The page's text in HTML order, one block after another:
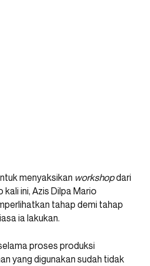
menyaksikan workshopdari
kali ini, Azis Dilpa Mario
tahap demi tahap
ia lakukan.
proses produksi
yang digunakan sudah tidak